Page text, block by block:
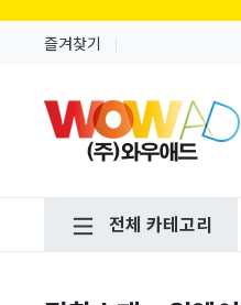
즐겨찾기
전체 카테고리